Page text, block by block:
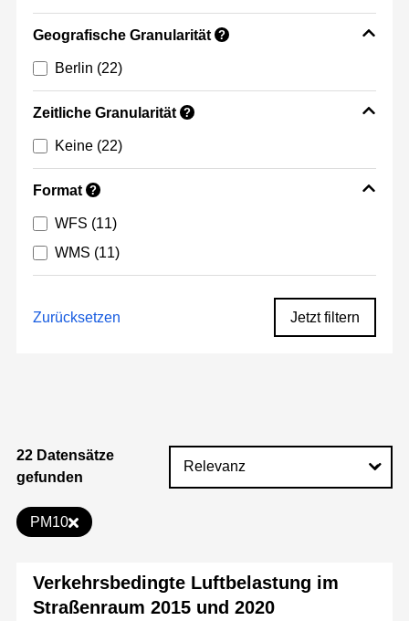
Geografische Granularität ?
Berlin (22)
Zeitliche Granularität ?
Keine (22)
Format ?
WFS (11)
WMS (11)
Zurücksetzen Jetzt filtern
22 Datensätze
gefunden
PM10
Verkehrsbedingte Luftbelastung im
Straßenraum 2015 und 2020